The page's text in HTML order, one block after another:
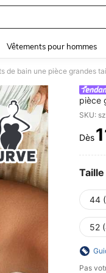
Vêtements pour hommes
de bain une pièce grandes
pièce
les
pièce
SKU:
Dès
Taille
44
52
Pas